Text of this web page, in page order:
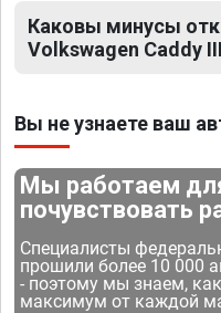
Каковы минусы
Volkswagen Caddy
Вы не узнаете ваш
Мы работаем
почувствовать
Специалисты
прошили более 10 000
- поэтому мы знаем,
максимум от каждой